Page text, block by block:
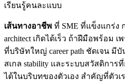
เรียนรู้คนละแบบ
เส้นทางอาชีพ ที่ SME ที่แข็งแกร่ง
architect เกิดได้เร็ว ถ้าฝีมือพร้อม
ที่บริษัทใหญ่ career path ชัดเจน มี
สเกล stability และระบบสวัสดิการ
ได้ในบริบทของตัวเอง สำคัญที่ตัวเ